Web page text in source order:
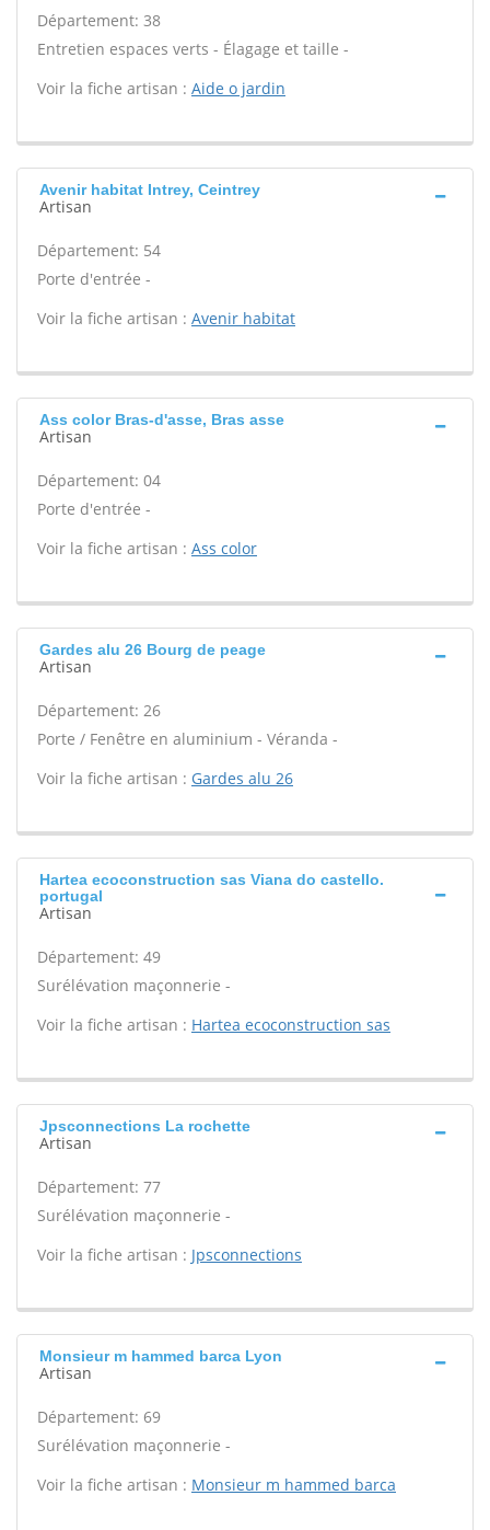
Département: 38
Entretien espaces verts - Élagage et taille -
Voir la fiche artisan : Aide o jardin
Avenir habitat Intrey, Ceintrey
Artisan
Département: 54
Porte d'entrée -
Voir la fiche artisan : Avenir habitat
Ass color Bras-d'asse, Bras asse
Artisan
Département: 04
Porte d'entrée -
Voir la fiche artisan : Ass color
Gardes alu 26 Bourg de peage
Artisan
Département: 26
Porte / Fenêtre en aluminium - Véranda -
Voir la fiche artisan : Gardes alu 26
Hartea ecoconstruction sas Viana do castello.
portugal
Artisan
Département: 49
Surélévation maçonnerie -
Voir la fiche artisan : Hartea ecoconstruction sas
Jpsconnections La rochette
Artisan
Département: 77
Surélévation maçonnerie -
Voir la fiche artisan : Jpsconnections
Monsieur m hammed barca Lyon
Artisan
Département: 69
Surélévation maçonnerie -
Voir la fiche artisan : Monsieur m hammed barca